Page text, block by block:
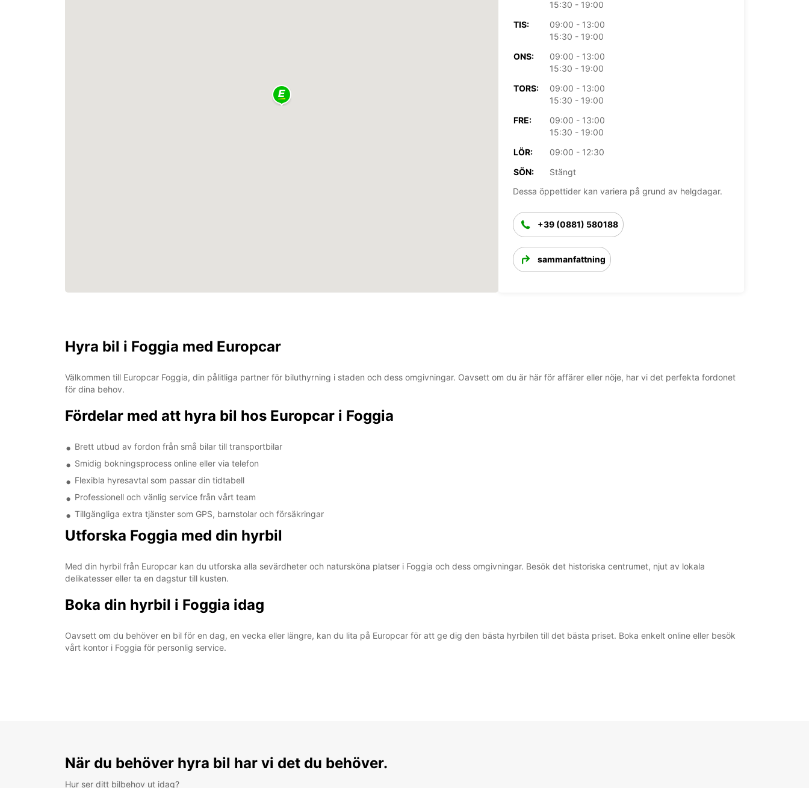
15:30 - 19:00
TIS:
09:00 - 13:00
15:30 - 19:00
ONS:
09:00 - 13:00
15:30 - 19:00
TORS:
09:00 - 13:00
15:30 - 19:00
FRE:
09:00 - 13:00
15:30 - 19:00
LÖR:
09:00 - 12:30
SÖN:
Stängt
Dessa öppettider kan variera på grund av helgdagar.
+39 (0881) 580188
sammanfattning
Hyra bil i Foggia med Europcar
Välkommen till Europcar Foggia, din pålitliga partner för biluthyrning i staden och dess omgivningar. Oavsett om du är här för affärer eller nöje, har vi det perfekta fordonet
för dina behov.
Fördelar med att hyra bil hos Europcar i Foggia
Brett utbud av fordon från små bilar till transportbilar
Smidig bokningsprocess online eller via telefon
Flexibla hyresavtal som passar din tidtabell
Professionell och vänlig service från vårt team
Tillgängliga extra tjänster som GPS, barnstolar och försäkringar
Utforska Foggia med din hyrbil
Med din hyrbil från Europcar kan du utforska alla sevärdheter och natursköna platser i Foggia och dess omgivningar. Besök det historiska centrumet, njut av lokala
delikatesser eller ta en dagstur till kusten.
Boka din hyrbil i Foggia idag
Oavsett om du behöver en bil för en dag, en vecka eller längre, kan du lita på Europcar för att ge dig den bästa hyrbilen till det bästa priset. Boka enkelt online eller besök
vårt kontor i Foggia för personlig service.
När du behöver hyra bil har vi det du behöver.
Hur ser ditt bilbehov ut idag?